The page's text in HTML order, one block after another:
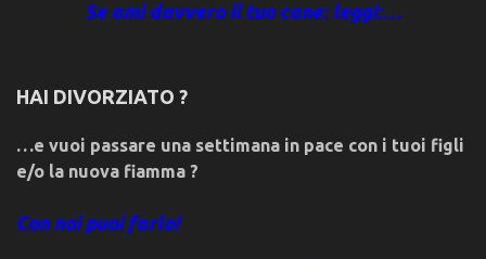
Se ami davvero il tuo cane: leggi:…
HAI DIVORZIATO ?
…e vuoi passare una settimana in pace con i tuoi figli
e/o la nuova fiamma ?
Con noi puoi farlo!